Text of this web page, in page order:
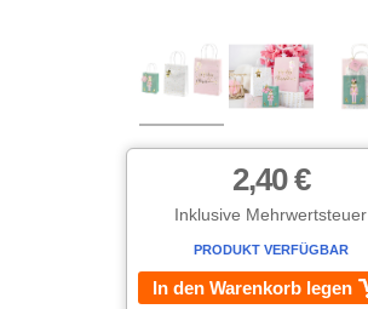
2,40 €
Inklusive Mehrwertsteuer
PRODUKT VERFÜGBAR
In den Warenkorb legen